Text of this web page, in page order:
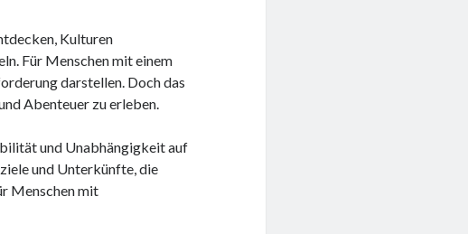
Kulturen
Für Menschen mit einem
darstellen. Doch das
Abenteuer zu erleben.
und Unabhängigkeit auf
und Unterkünfte, die
Menschen mit